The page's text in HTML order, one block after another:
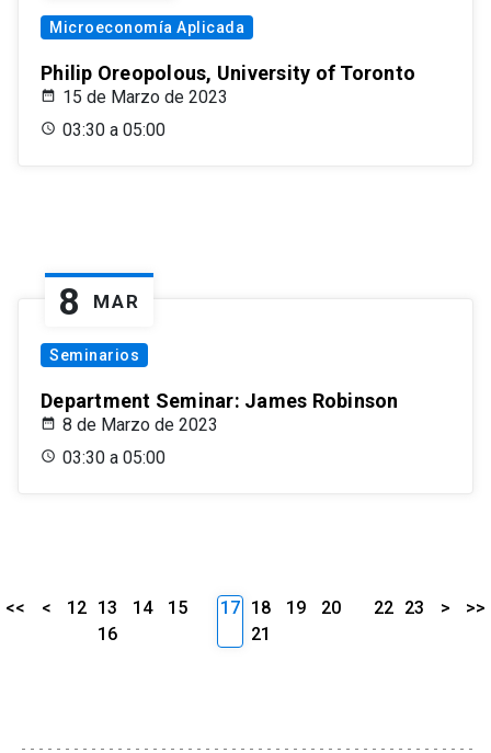
Microeconomía Aplicada
Philip Oreopolous, University of Toronto
15 de Marzo de 2023
03:30 a 05:00
8 MAR
Seminarios
Department Seminar: James Robinson
8 de Marzo de 2023
03:30 a 05:00
<< < 12 13 14
15
16
17 18 19
20
21
22 23 > >>